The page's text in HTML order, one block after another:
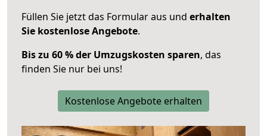
Füllen Sie jetzt das Formular aus und erhalten
Sie kostenlose Angebote.
Bis zu 60 % der Umzugskosten sparen, das
finden Sie nur bei uns!
Kostenlose Angebote erhalten